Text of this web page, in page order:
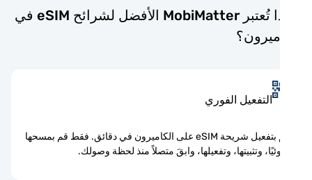
لماذا تُعتبر MobiMatter الأفضل لشرائح eSIM في
التفعيل الفوري
قم بتفعيل شريحة eSIM على الكاميرون في دقائق. فقط قم بمسحها
وتثبيتها، وتفعيلها، وابقَ متصلاً منذ لحظة وصولك.